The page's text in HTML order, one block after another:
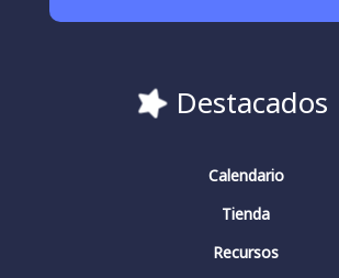
Destacados
Calendario
Tienda
Recursos